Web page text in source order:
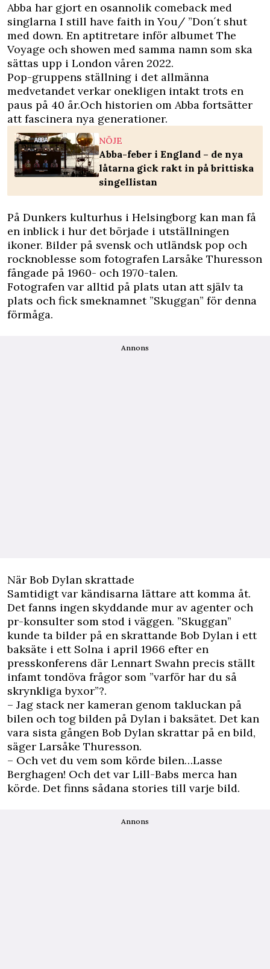
Abba har gjort en osannolik comeback med
singlarna I still have faith in You/ ”Don´t shut
med down. En aptitretare inför albumet The
Voyage och showen med samma namn som ska
sättas upp i London våren 2022.
Pop-gruppens ställning i det allmänna
medvetandet verkar onekligen intakt trots en
paus på 40 år.Och historien om Abba fortsätter
att fascinera nya generationer.
NÖJE
Abba-feber i England – de nya
låtarna gick rakt in på brittiska
singellistan
På Dunkers kulturhus i Helsingborg kan man få
en inblick i hur det började i utställningen
ikoner. Bilder på svensk och utländsk pop och
rocknoblesse som fotografen Larsåke Thuresson
fångade på 1960- och 1970-talen.
Fotografen var alltid på plats utan att själv ta
plats och fick smeknamnet ”Skuggan” för denna
förmåga.
Annons
När Bob Dylan skrattade
Samtidigt var kändisarna lättare att komma åt.
Det fanns ingen skyddande mur av agenter och
pr-konsulter som stod i väggen. ”Skuggan”
kunde ta bilder på en skrattande Bob Dylan i ett
baksäte i ett Solna i april 1966 efter en
presskonferens där Lennart Swahn precis ställt
infamt tondöva frågor som ”varför har du så
skrynkliga byxor”?.
– Jag stack ner kameran genom takluckan på
bilen och tog bilden på Dylan i baksätet. Det kan
vara sista gången Bob Dylan skrattar på en bild,
säger Larsåke Thuresson.
– Och vet du vem som körde bilen…Lasse
Berghagen! Och det var Lill-Babs merca han
körde. Det finns sådana stories till varje bild.
Annons